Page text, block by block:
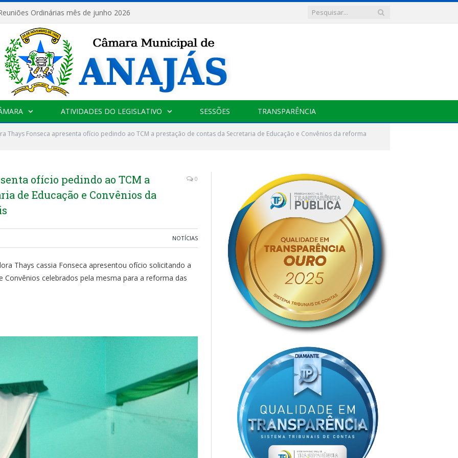
Ordinárias mês de junho 2026
ATIVIDADES DO LEGISLATIVO SESSÕES TRANSPARÊNCIA
Thays Fonseca apresenta ofício pedindo ao TCM a prestação de contas da Secretaria de Educação e Convênios da reforma
ofício pedindo ao TCM a
de Educação e Convênios da
0
NOTÍCIAS
Thays cassia Fonseca apresentou ofício solicitando a
Convênios celebrados pela mesma para a reforma das